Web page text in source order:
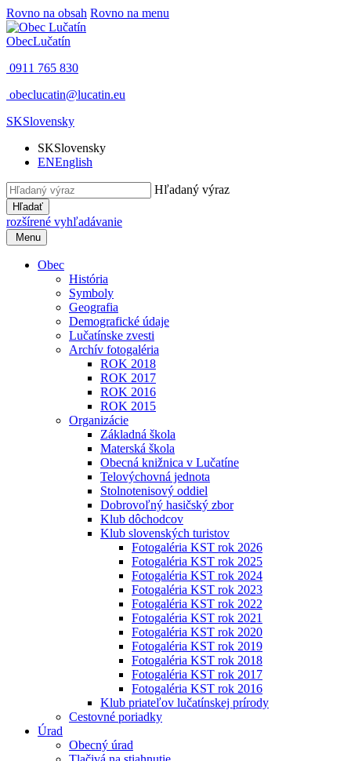
Rovno na obsah Rovno na menu
ObecLučatín
0911 765 830
obeclucatin@lucatin.eu
SKSlovensky
SKSlovensky
ENEnglish
Hľadaný výraz
Hľadať
rozšírené vyhľadávanie
Menu
Obec
História
Symboly
Geografia
Demografické údaje
Lučatínske zvesti
Archív fotogaléria
ROK 2018
ROK 2017
ROK 2016
ROK 2015
Organizácie
Základná škola
Materská škola
Obecná knižnica v Lučatíne
Telovýchovná jednota
Stolnotenisový oddiel
Dobrovoľný hasičský zbor
Klub dôchodcov
Klub slovenských turistov
Fotogaléria KST rok 2026
Fotogaléria KST rok 2025
Fotogaléria KST rok 2024
Fotogaléria KST rok 2023
Fotogaléria KST rok 2022
Fotogaléria KST rok 2021
Fotogaléria KST rok 2020
Fotogaléria KST rok 2019
Fotogaléria KST rok 2018
Fotogaléria KST rok 2017
Fotogaléria KST rok 2016
Klub priateľov lučatínskej prírody
Cestovné poriadky
Úrad
Obecný úrad